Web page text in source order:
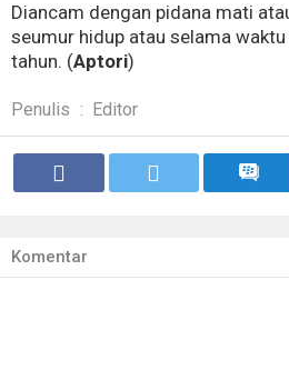
Diancam dengan pidana mati
seumur hidup atau selama
tahun. (Aptori)
Penulis : Editor
Komentar